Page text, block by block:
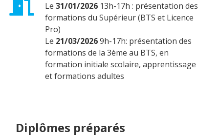
Le 31/01/2026 13h-17h : présentation des
formations du Supérieur (BTS et Licence
Pro)
Le 21/03/20269h-17h: présentation des
formations de la 3ème au BTS, en
formation initiale scolaire, apprentissage
et formations adultes
Diplômes préparés